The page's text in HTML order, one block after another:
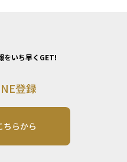
をいち早くGET!
登録
ちらから